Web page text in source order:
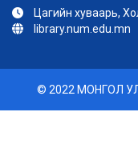
Цагийн хуваарь,
library.num.edu.mn
© 2022 МОНГОЛ